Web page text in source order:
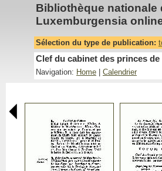
Bibliothèque nationale
Luxemburgensia
Sélection du type de publication:
Clef du cabinet des princes de
Navigation: Home Calendrier